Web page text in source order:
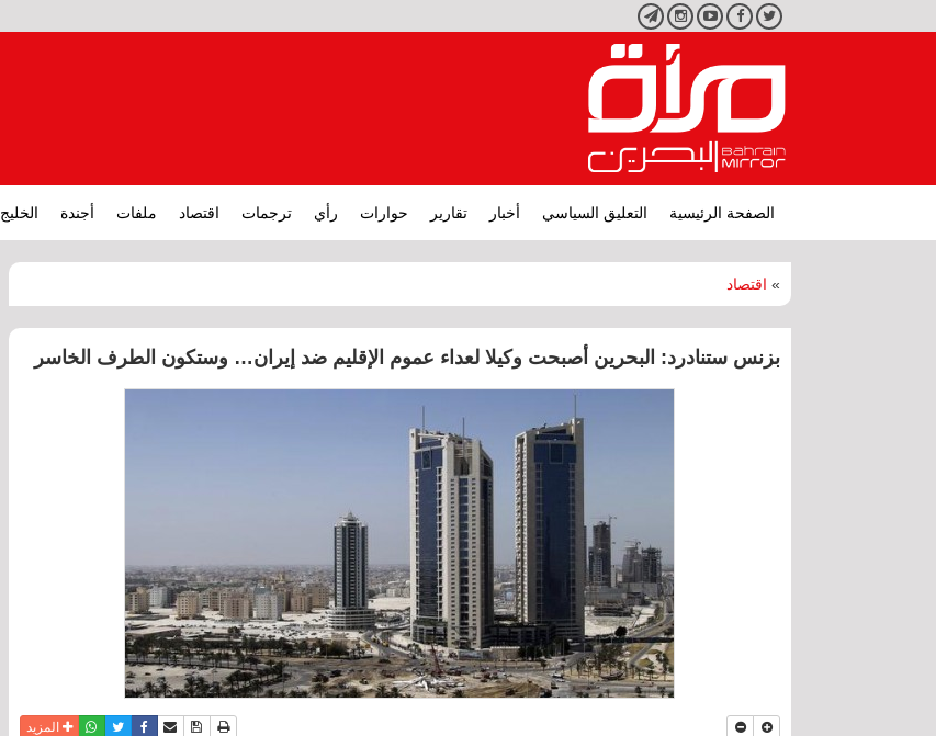
تويتر فيسبوكيوتيوبانستجرامتليجرام
الصفحة الرئيسية التعليق السياسي أخبار تقارير حوارات رأي ترجمات اقتصاد ملفات أجندة الخليج
» اقتصاد
بزنس ستنادرد: البحرين أصبحت وكيلا لعداء عموم الإقليم ضد إيران… وستكون الطرف الخاسر
نسخة للطباعة
حفظ الموضوع
أرسل الى صديق
فيسبوكتويترواتسابالمزيد